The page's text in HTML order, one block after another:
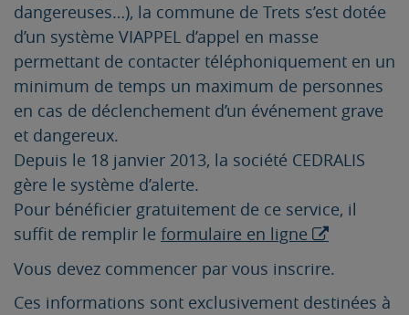
dangereuses…), la commune de Trets s’est dotée
d’un système VIAPPEL d’appel en masse
permettant de contacter téléphoniquement en un
minimum de temps un maximum de personnes
en cas de déclenchement d’un événement grave
et dangereux.
Depuis le 18 janvier 2013, la société CEDRALIS
gère le système d’alerte.
Pour bénéficier gratuitement de ce service, il
suffit de remplir le formulaire en ligne
Vous devez commencer par vous inscrire.
Ces informations sont exclusivement destinées à